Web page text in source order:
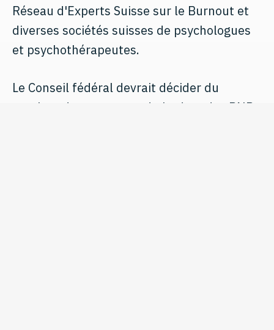
Réseau d'Experts Suisse sur le Burnout et
diverses sociétés suisses de psychologues
et psychothérapeutes.
Le Conseil fédéral devrait décider du
nombre, du contenu et du budget des PNR